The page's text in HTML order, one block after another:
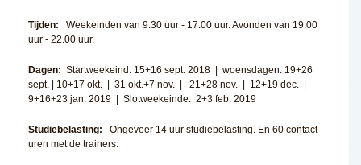
Tijden:
Weekeinden van 9.30 uur - 17.00 uur. Avonden van 19.00
uur - 22.00 uur.
Dagen: Startweekeind: 15+16 sept. 2018 | woensdagen: 19+26
sept. | 10+17 okt. | 31 okt.+7 nov. | 21+28 nov. | 12+19 dec. |
9+16+23 jan. 2019 | Slotweekeinde: 2+3 feb. 2019
Studiebelasting:
Ongeveer 14 uur studiebelasting. En 60 contact-
uren met de trainers.